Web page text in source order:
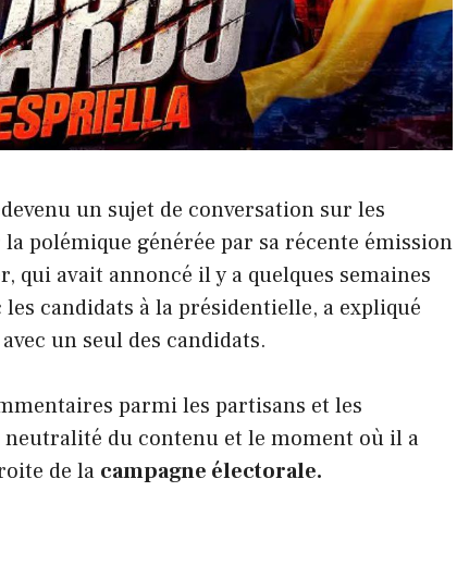
un sujet de conversation sur les
polémique générée par sa récente émission
qui avait annoncé il y a quelques semaines
candidats à la présidentielle, a expliqué
un seul des candidats.
parmi les partisans et les
du contenu et le moment où il a
de la campagne électorale.